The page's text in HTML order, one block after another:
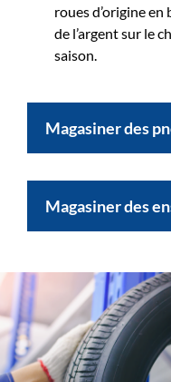
roues d’origine
de l’argent sur le
saison.
Magasiner des
Magasiner des